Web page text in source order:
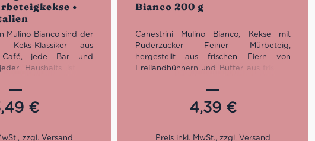
•
Mulino Bianco sind der
Keks-Klassiker aus
Café, jede Bar und
Haushalts ist mit
ungeöffnet oder
halben Zustand gibt
diese Kekse werden
nussigen
€
Bianco 200 g
Canestrini Mulino Bianco, Kekse mit
Puderzucker Feiner Mürbeteig,
hergestellt aus frischen Eiern von
Freilandhühnern und Butter aus frischer
Puderzucker. Ein handwerkliches Rezept
mit zeitlosem Geschmack.
4,39 €